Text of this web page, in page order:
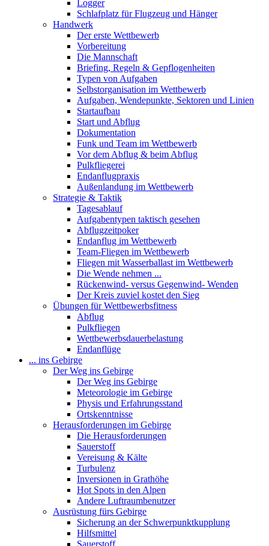
Logger
Schlafplatz für Flugzeug und Hänger
Handwerk
Der erste Wettbewerb
Vorbereitung
Die Mannschaft
Briefing, Regeln & Gepflogenheiten
Typen von Aufgaben
Selbstorganisation im Wettbewerb
Aufgaben, Wendepunkte, Sektoren und Linien
Startaufbau
Start und Abflug
Dokumentation
Funk und Team im Wettbewerb
Vor dem Abflug & beim Abflug
Pulkfliegerei
Endanflugpraxis
Außenlandung im Wettbewerb
Strategie & Taktik
Tagesablauf
Aufgabentypen taktisch gesehen
Abflugzeitpoker
Endanflug im Wettbewerb
Team-Fliegen im Wettbewerb
Fliegen mit Wasserballast im Wettbewerb
Die Wende nehmen ...
Rückenwind- versus Gegenwind- Wenden
Der Kreis zuviel kostet den Sieg
Übungen für Wettbewerbsfitness
Abflug
Pulkfliegen
Wettbewerbsdauerbelastung
Endanflüge
... ins Gebirge
Der Weg ins Gebirge
Der Weg ins Gebirge
Meteorologie im Gebirge
Physis und Erfahrungsstand
Ortskenntnisse
Herausforderungen im Gebirge
Die Herausforderungen
Sauerstoff
Vereisung & Kälte
Turbulenz
Inversionen in Grathöhe
Hot Spots in den Alpen
Andere Luftraumbenutzer
Ausrüstung fürs Gebirge
Sicherung an der Schwerpunktkupplung
Hilfsmittel
Sauerstoff